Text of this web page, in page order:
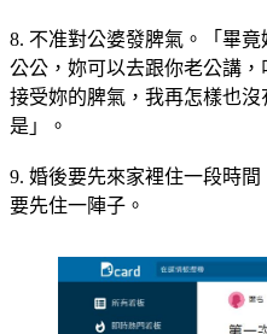
8. 不准對公婆發脾氣。「畢
公公，妳可以去跟你老公講
接受妳的脾氣，我再怎樣也
是」。
9. 婚後要先來家裡住一段時
要先住一陣子。